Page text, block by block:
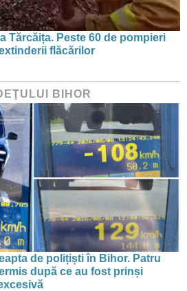
Tărcăița. Peste 60 de pompieri
flăcărilor
BIHOR
de polițiști în Bihor. Patru
după ce au fost prinși